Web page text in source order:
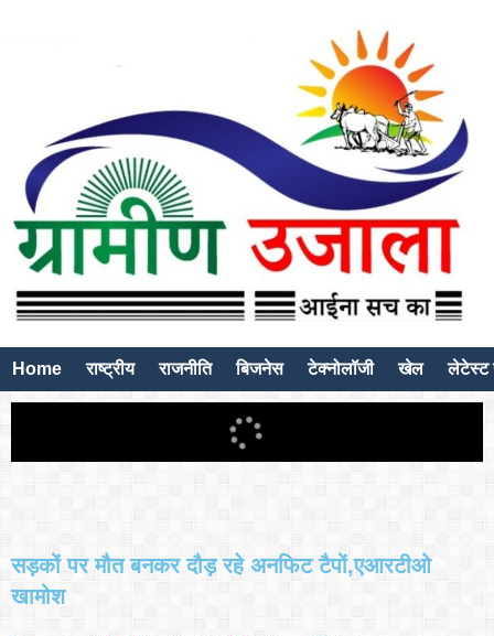
Home राष्ट्रीय राजनीति बिजनेस टेक्नोलॉजी खेल लेटेस्ट
सड़कों पर मौत बनकर दौड़ रहे अनफिट टैपों,एआरटीओ
खामोश